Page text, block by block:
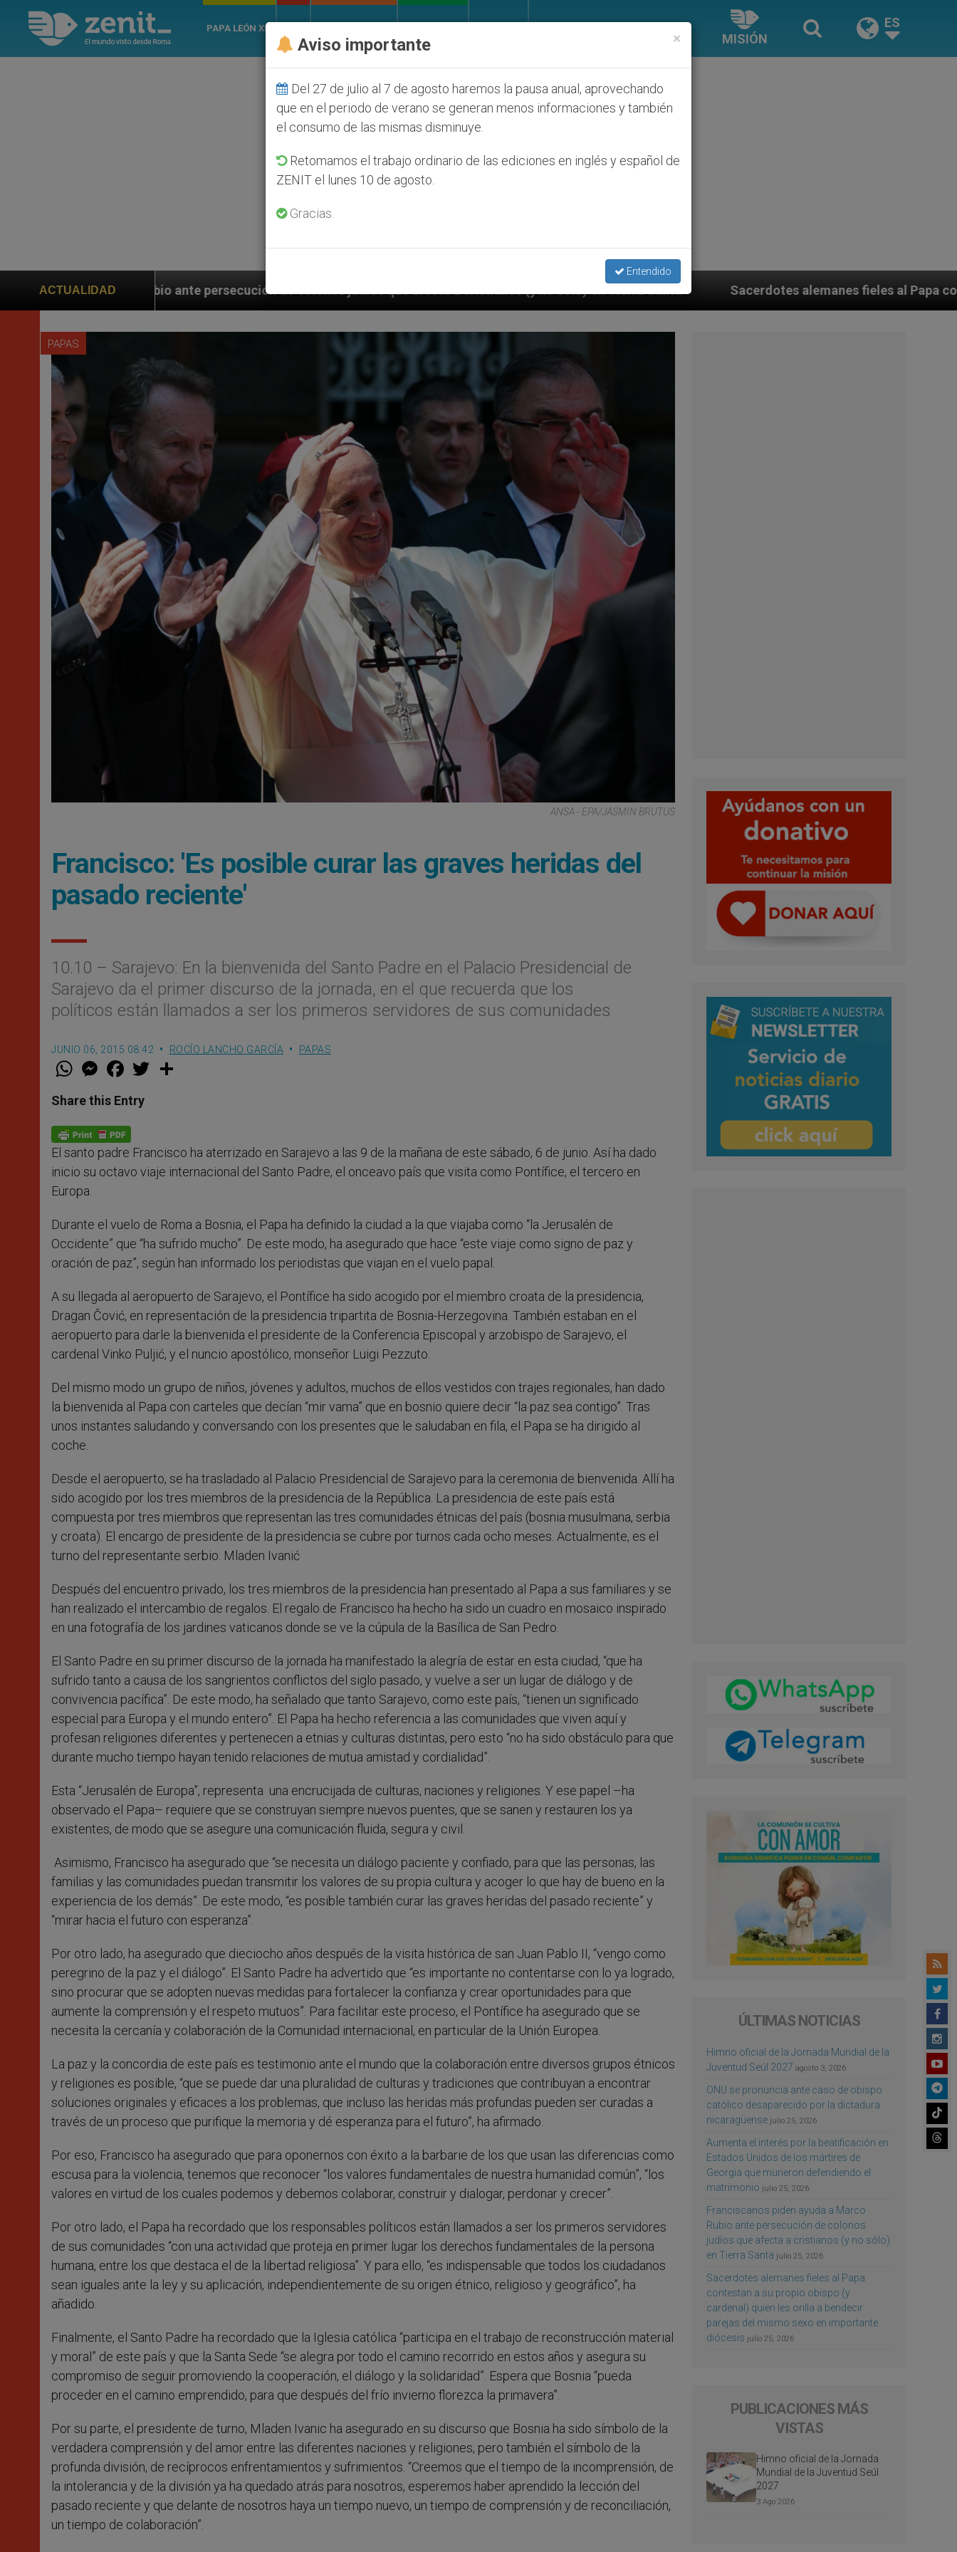
PAPA LEÓN XIV
MISIÓN
ES
ACTUALIDAD
ante persecución de colonos judíos que afecta a cristianos (y no sólo) en Tierra Santa Sacerdotes alemanes fieles al Papa contestan a su propio
PAPAS
ANSA - EPA/JASMIN BRUTUS
Francisco: 'Es posible curar las graves heridas del
pasado reciente'
10.10 – Sarajevo: En la bienvenida del Santo Padre en el Palacio Presidencial de
Sarajevo da el primer discurso de la jornada, en el que recuerda que los
políticos están llamados a ser los primeros servidores de sus comunidades
JUNIO 06, 2015 08:42 ROCÍO LANCHO GARCÍA PAPAS
W
t
s
p
p
M
e
s
e
g
e
r
F
a
e
b
o
k
w
Share this Entry
El santo padre Francisco ha aterrizado en Sarajevo a las 9 de la mañana de este sábado, 6 de junio. Así ha dado
inicio su octavo viaje internacional del Santo Padre, el onceavo país que visita como Pontífice, el tercero en
Europa.
Durante el vuelo de Roma a Bosnia, el Papa ha definido la ciudad a la que viajaba como “la Jerusalén de
Occidente” que “ha sufrido mucho”. De este modo, ha asegurado que hace “este viaje como signo de paz y
oración de paz”, según han informado los periodistas que viajan en el vuelo papal.
A su llegada al aeropuerto de Sarajevo, el Pontífice ha sido acogido por el miembro croata de la presidencia,
Dragan Čović, en representación de la presidencia tripartita de Bosnia-Herzegovina. También estaban en el
aeropuerto para darle la bienvenida el presidente de la Conferencia Episcopal y arzobispo de Sarajevo, el
cardenal Vinko Puljić, y el nuncio apostólico, monseñor Luigi Pezzuto.
Del mismo modo un grupo de niños, jóvenes y adultos, muchos de ellos vestidos con trajes regionales, han dado
la bienvenida al Papa con carteles que decían “mir vama” que en bosnio quiere decir “la paz sea contigo”. Tras
unos instantes saludando y conversando con los presentes que le saludaban en fila, el Papa se ha dirigido al
coche.
Desde el aeropuerto, se ha trasladado al Palacio Presidencial de Sarajevo para la ceremonia de bienvenida. Allí ha
sido acogido por los tres miembros de la presidencia de la República. La presidencia de este país está
compuesta por tres miembros que representan las tres comunidades étnicas del país (bosnia musulmana, serbia
y croata). El encargo de presidente de la presidencia se cubre por turnos cada ocho meses. Actualmente, es el
turno del representante serbio: Mladen Ivanić
Después del encuentro privado, los tres miembros de la presidencia han presentado al Papa a sus familiares y se
han realizado el intercambio de regalos. El regalo de Francisco ha hecho ha sido un cuadro en mosaico inspirado
en una fotografía de los jardines vaticanos donde se ve la cúpula de la Basílica de San Pedro.
El Santo Padre en su primer discurso de la jornada ha manifestado la alegría de estar en esta ciudad, “que ha
sufrido tanto a causa de los sangrientos conflictos del siglo pasado, y vuelve a ser un lugar de diálogo y de
convivencia pacífica”. De este modo, ha señalado que tanto Sarajevo, como este país, “tienen un significado
especial para Europa y el mundo entero”. El Papa ha hecho referencia a las comunidades que viven aquí y
profesan religiones diferentes y pertenecen a etnias y culturas distintas, pero esto “no ha sido obstáculo para que
durante mucho tiempo hayan tenido relaciones de mutua amistad y cordialidad”.
Esta “Jerusalén de Europa”, representa una encrucijada de culturas, naciones y religiones. Y ese papel –ha
observado el Papa– requiere que se construyan siempre nuevos puentes, que se sanen y restauren los ya
existentes, de modo que se asegure una comunicación fluida, segura y civil.
Asimismo, Francisco ha asegurado que “se necesita un diálogo paciente y confiado, para que las personas, las
familias y las comunidades puedan transmitir los valores de su propia cultura y acoger lo que hay de bueno en la
experiencia de los demás”. De este modo, “es posible también curar las graves heridas del pasado reciente” y
“mirar hacia el futuro con esperanza”.
Por otro lado, ha asegurado que dieciocho años después de la visita histórica de san Juan Pablo II, “vengo como
peregrino de la paz y el diálogo”. El Santo Padre ha advertido que “es importante no contentarse con lo ya logrado,
sino procurar que se adopten nuevas medidas para fortalecer la confianza y crear oportunidades para que
aumente la comprensión y el respeto mutuos”. Para facilitar este proceso, el Pontífice ha asegurado que se
necesita la cercanía y colaboración de la Comunidad internacional, en particular de la Unión Europea.
La paz y la concordia de este país es testimonio ante el mundo que la colaboración entre diversos grupos étnicos
y religiones es posible, “que se puede dar una pluralidad de culturas y tradiciones que contribuyan a encontrar
soluciones originales y eficaces a los problemas, que incluso las heridas más profundas pueden ser curadas a
través de un proceso que purifique la memoria y dé esperanza para el futuro”, ha afirmado.
Por eso, Francisco ha asegurado que para oponernos con éxito a la barbarie de los que usan las diferencias como
escusa para la violencia, tenemos que reconocer “los valores fundamentales de nuestra humanidad común”, “los
valores en virtud de los cuales podemos y debemos colaborar, construir y dialogar, perdonar y crecer”.
Por otro lado, el Papa ha recordado que los responsables políticos están llamados a ser los primeros servidores
de sus comunidades “con una actividad que proteja en primer lugar los derechos fundamentales de la persona
humana, entre los que destaca el de la libertad religiosa”. Y para ello, “es indispensable que todos los ciudadanos
sean iguales ante la ley y su aplicación, independientemente de su origen étnico, religioso y geográfico”, ha
añadido.
Finalmente, el Santo Padre ha recordado que la Iglesia católica “participa en el trabajo de reconstrucción material
y moral” de este país y que la Santa Sede “se alegra por todo el camino recorrido en estos años y asegura su
compromiso de seguir promoviendo la cooperación, el diálogo y la solidaridad”. Espera que Bosnia “pueda
proceder en el camino emprendido, para que después del frío invierno florezca la primavera”.
Por su parte, el presidente de turno, Mladen Ivanic ha asegurado en su discurso que Bosnia ha sido símbolo de la
verdadera comprensión y del amor entre las diferentes naciones y religiones, pero también el símbolo de la
profunda división, de recíprocos enfrentamientos y sufrimientos. “Creemos que el tiempo de la incomprensión, de
la intolerancia y de la división ya ha quedado atrás para nosotros, esperemos haber aprendido la lección del
pasado reciente y que delante de nosotros haya un tiempo nuevo, un tiempo de comprensión y de reconciliación,
un tiempo de colaboración”.
ÚLTIMAS NOTICIAS
Himno oficial de la Jornada Mundial de la
Juventud Seúl 2027 agosto 3, 2026
ONU se pronuncia ante caso de obispo
católico desaparecido por la dictadura
nicaragüense julio 25, 2026
Aumenta el interés por la beatificación en
Estados Unidos de los mártires de
Georgia que murieron defendiendo el
matrimonio julio 25, 2026
Franciscanos piden ayuda a Marco
Rubio ante persecución de colonos
judíos que afecta a cristianos (y no sólo)
en Tierra Santa julio 25, 2026
Sacerdotes alemanes fieles al Papa
contestan a su propio obispo (y
cardenal) quien les orilla a bendecir
parejas del mismo sexo en importante
diócesis julio 25, 2026
PUBLICACIONES MÁS
VISTAS
Himno oficial de la Jornada
Mundial de la Juventud Seúl
2027
3 Ago 2026
×
Aviso importante
Del 27 de julio al 7 de agosto haremos la pausa anual, aprovechando
que en el periodo de verano se generan menos informaciones y también
el consumo de las mismas disminuye.
Retomamos el trabajo ordinario de las ediciones en inglés y español de
ZENIT el lunes 10 de agosto.
Gracias.
Entendido